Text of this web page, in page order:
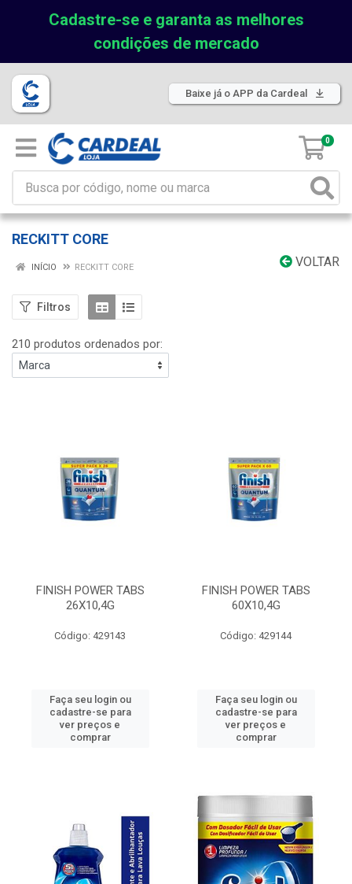
Cadastre-se e garanta as melhores
condições de mercado
Baixe já o APP da Cardeal
0
RECKITT CORE
VOLTAR
INÍCIO RECKITT CORE
Filtros
210 produtos ordenados por:
FINISH POWER TABS
26X10,4G
Código: 429143
Faça seu login ou
cadastre-se para
ver preços e
comprar
FINISH POWER TABS
60X10,4G
Código: 429144
Faça seu login ou
cadastre-se para
ver preços e
comprar